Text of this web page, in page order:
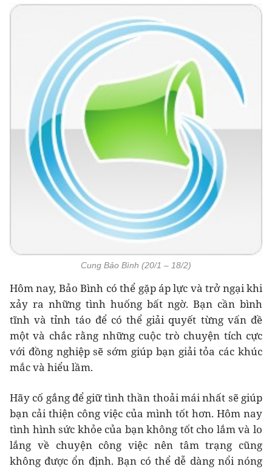
Cung Bảo Bình (20/1 – 18/2)
Hôm nay, Bảo Bình có thể gặp áp lực và trở ngại khi
xảy ra những tình huống bất ngờ. Bạn cần bình
tĩnh và tỉnh táo để có thể giải quyết từng vấn đề
một và chắc rằng những cuộc trò chuyện tích cực
với đồng nghiệp sẽ sớm giúp bạn giải tỏa các khúc
mắc và hiểu lầm.
Hãy cố gắng để giữ tình thần thoải mái nhất sẽ giúp
bạn cải thiện công việc của mình tốt hơn. Hôm nay
tình hình sức khỏe của bạn không tốt cho lắm và lo
lắng về chuyện công việc nên tâm trạng cũng
không được ổn định. Bạn có thể dễ dàng nổi nóng